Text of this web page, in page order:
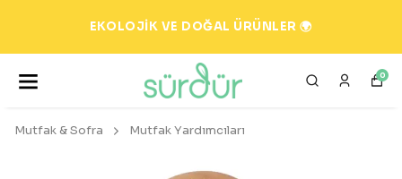
EKOLOJİK VE DOĞAL ÜRÜNLER 🌍
0
Mutfak & Sofra Mutfak Yardımcıları